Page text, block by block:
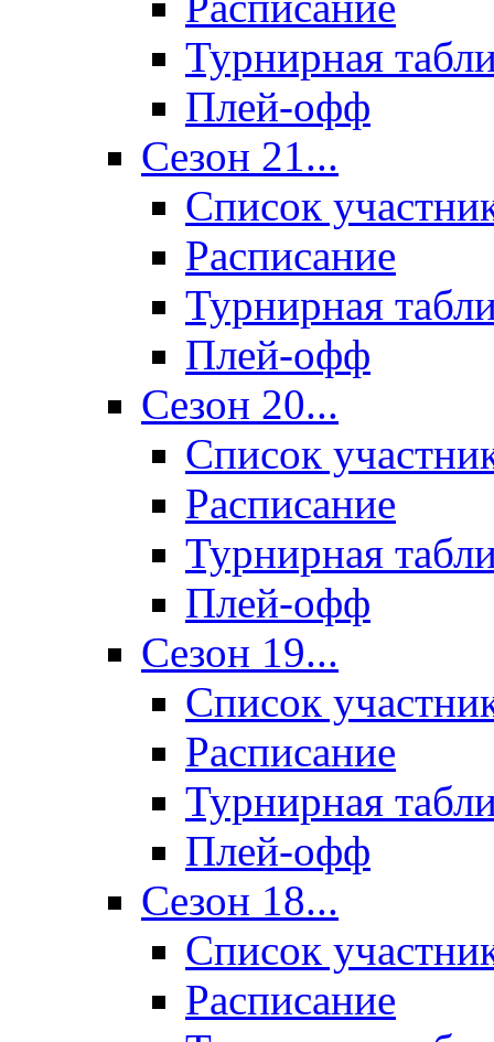
Турнирная
Плей-офф
Сезон 21...
Список
Расписание
Турнирная
Плей-офф
Сезон 20...
Список
Расписание
Турнирная
Плей-офф
Сезон 19...
Список
Расписание
Турнирная
Плей-офф
Сезон 18...
Список
Расписание